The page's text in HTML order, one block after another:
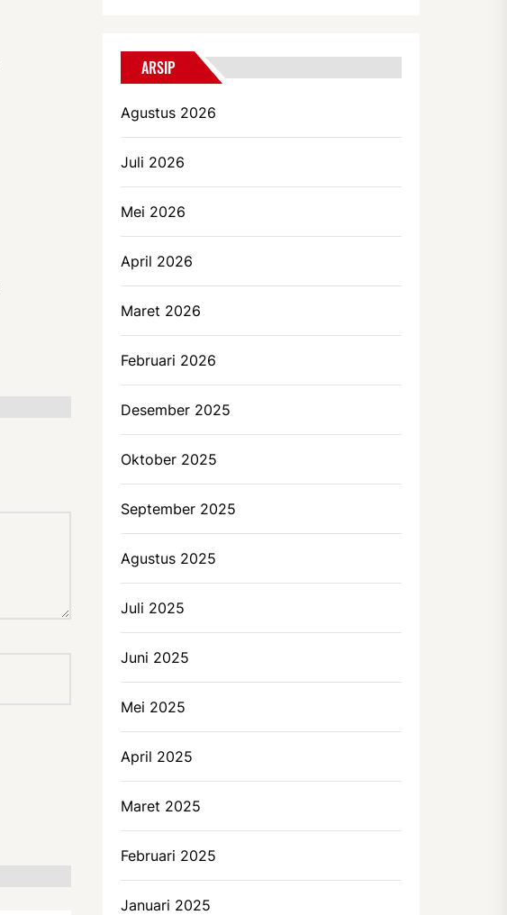
ARSIP
Agustus 2026
Juli 2026
Mei 2026
April 2026
Maret 2026
Februari 2026
Desember 2025
Oktober 2025
September 2025
Agustus 2025
Juli 2025
Juni 2025
Mei 2025
April 2025
Maret 2025
Februari 2025
Januari 2025